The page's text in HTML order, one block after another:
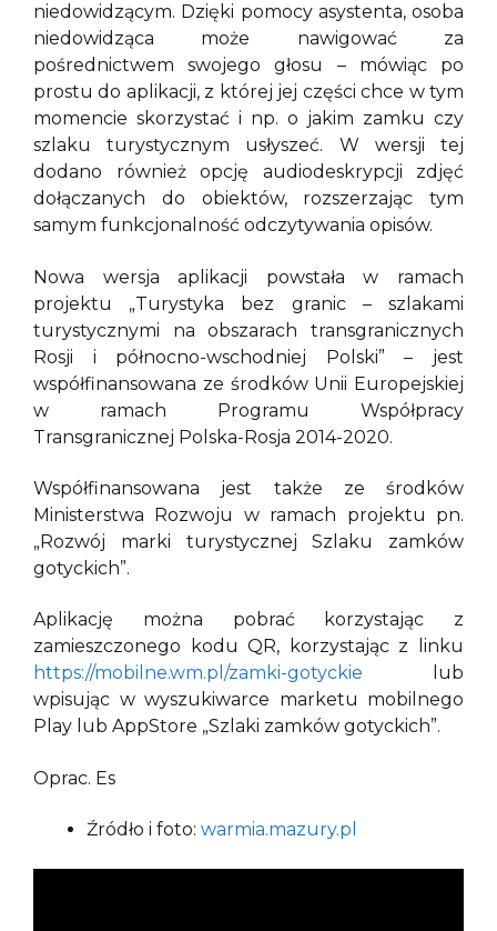
niedowidzącym. Dzięki pomocy asystenta, osoba
niedowidząca może nawigować za
pośrednictwem swojego głosu – mówiąc po
prostu do aplikacji, z której jej części chce w tym
momencie skorzystać i np. o jakim zamku czy
szlaku turystycznym usłyszeć. W wersji tej
dodano również opcję audiodeskrypcji zdjęć
dołączanych do obiektów, rozszerzając tym
samym funkcjonalność odczytywania opisów.
Nowa wersja aplikacji powstała w ramach
projektu „Turystyka bez granic – szlakami
turystycznymi na obszarach transgranicznych
Rosji i północno-wschodniej Polski” – jest
współfinansowana ze środków Unii Europejskiej
w ramach Programu Współpracy
Transgranicznej Polska-Rosja 2014-2020.
Współfinansowana jest także ze środków
Ministerstwa Rozwoju w ramach projektu pn.
„Rozwój marki turystycznej Szlaku zamków
gotyckich”.
Aplikację można pobrać korzystając z
zamieszczonego kodu QR, korzystając z linku
https://mobilne.wm.pl/zamki-gotyckie lub
wpisując w wyszukiwarce marketu mobilnego
Play lub AppStore „Szlaki zamków gotyckich”.
Oprac. Es
Źródło i foto: warmia.mazury.pl